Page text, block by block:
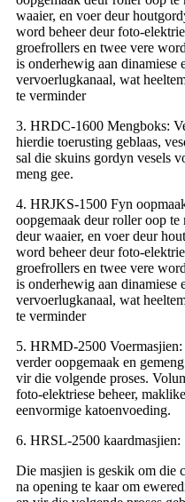
waaier, en voer deur
word beheer deur foto-
groefrollers en twee vere
is onderhewig aan dinamiese
vervoerlugkanaal, wat
te verminder
3. HRDC-1600 Mengboks:
hierdie toerusting geblaas,
sal die skuins gordyn vesels
meng gee.
4. HRJKS-1500 Fyn
oopgemaak deur roller oop te
deur waaier, en voer deur
word beheer deur foto-
groefrollers en twee vere
is onderhewig aan dinamiese
vervoerlugkanaal, wat
te verminder
5. HRMD-2500
verder oopgemaak en
vir die volgende proses.
foto-elektriese beheer,
eenvormige katoenvoeding.
6. HRSL-2500 kaardmasjien:
Die masjien is geskik om die
na opening te kaar om